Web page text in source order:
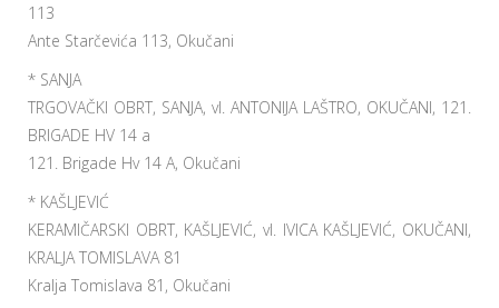
113
Ante Starčevića 113, Okučani
* SANJA
TRGOVAČKI OBRT, SANJA, vl. ANTONIJA LAŠTRO, OKUČANI, 121.
BRIGADE HV 14 a
121. Brigade Hv 14 A, Okučani
* KAŠLJEVIĆ
KERAMIČARSKI OBRT, KAŠLJEVIĆ, vl. IVICA KAŠLJEVIĆ, OKUČANI,
KRALJA TOMISLAVA 81
Kralja Tomislava 81, Okučani